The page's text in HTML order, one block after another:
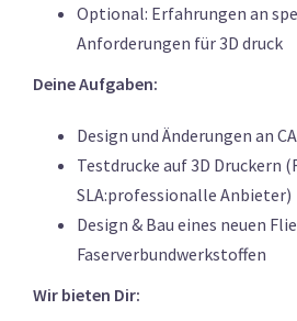
Optional: Erfahrungen an
Anforderungen für 3D druck
Deine Aufgaben:
Design und Änderungen an
Testdrucke auf 3D Druckern
SLA:professionalle Anbieter)
Design & Bau eines neuen
Faserverbundwerkstoffen
Wir bieten Dir: